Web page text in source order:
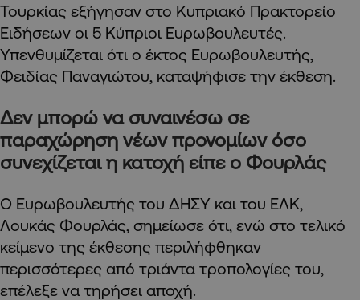
Τουρκίας εξήγησαν στο Κυπριακό Πρακτορείο
Ειδήσεων οι 5 Κύπριοι Ευρωβουλευτές.
Υπενθυμίζεται ότι ο έκτος Ευρωβουλευτής,
Φειδίας Παναγιώτου, καταψήφισε την έκθεση.
Δεν μπορώ να συναινέσω σε
παραχώρηση νέων προνομίων όσο
συνεχίζεται η κατοχή είπε ο Φουρλάς
Ο Ευρωβουλευτής του ΔΗΣΥ και του ΕΛΚ,
Λουκάς Φουρλάς, σημείωσε ότι, ενώ στο τελικό
κείμενο της έκθεσης περιλήφθηκαν
περισσότερες από τριάντα τροπολογίες του,
επέλεξε να τηρήσει αποχή.